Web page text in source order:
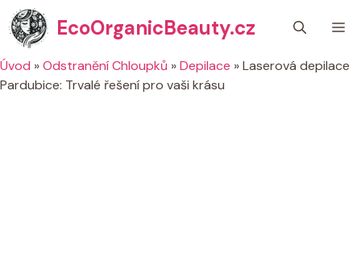
Přeskočit
na
obsah
EcoOrganicBeauty.cz
Úvod »Odstranění Chloupků »Depilace »Laserová depilace
Pardubice: Trvalé řešení pro vaši krásu